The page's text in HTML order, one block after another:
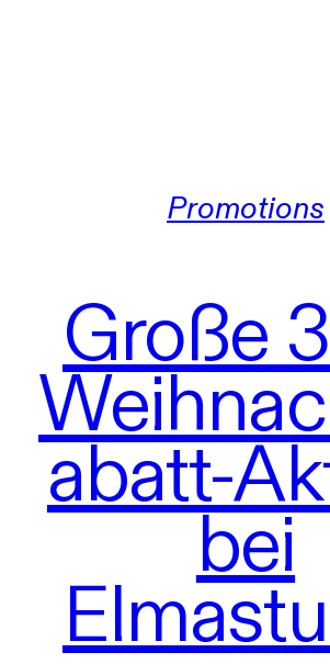
Promotions
Große
abatt-
bei